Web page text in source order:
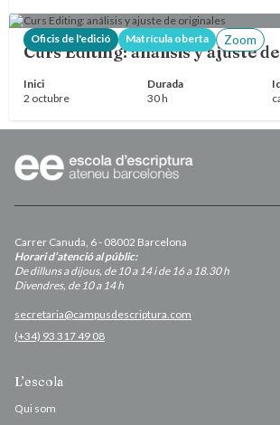
Oficis de l'edició Matrícula oberta Zoom
Curs Editing: análisis y ajuste
Inici
2 octubre
Durada
30 h
Carrer Canuda, 6 - 08002 Barcelona
Horari d’atenció al públic:
De dilluns a dijous, de 10 a 14 i de 16 a 18.30 h
Divendres, de 10 a 14 h
secretaria@campusdescriptura.com
(+34) 93 317 49 08
L’escola
Qui som